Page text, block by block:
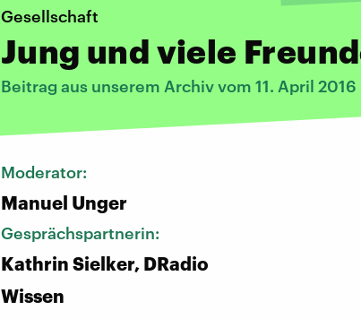
Gesellschaft
Jung und viele
Beitrag aus unserem Archiv vom 11. April 2016
Moderator:
Manuel Unger
Gesprächspartnerin:
Kathrin Sielker, DRadio
Wissen